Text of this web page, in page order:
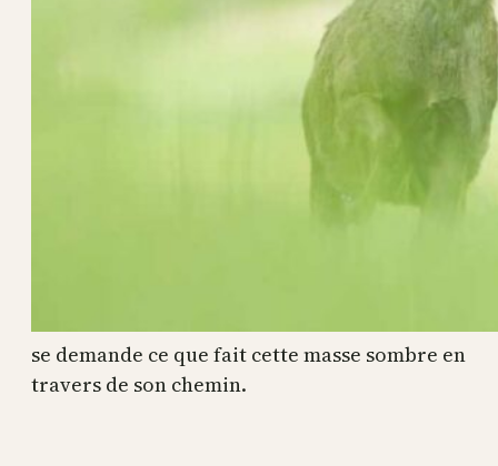
se demande ce que fait cette masse sombre en
travers de son chemin.